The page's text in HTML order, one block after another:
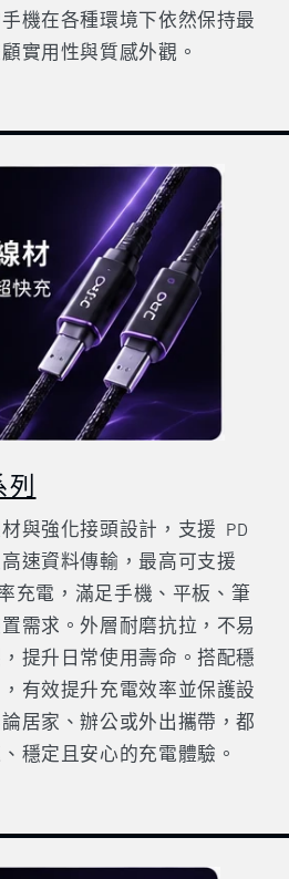
機在各種環境下依然保持最
實用性與質感外觀。
與強化接頭設計，支援 PD
速資料傳輸，最高可支援
充電，滿足手機、平板、筆
需求。外層耐磨抗拉，不易
提升日常使用壽命。搭配穩
有效提升充電效率並保護設
居家、辦公或外出攜帶，都
穩定且安心的充電體驗。